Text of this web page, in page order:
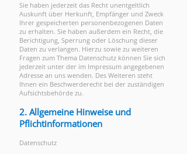
Sie haben jederzeit das Recht unentgeltlich
Auskunft über Herkunft, Empfänger und Zweck
Ihrer gespeicherten personenbezogenen Daten
zu erhalten. Sie haben außerdem ein Recht, die
Berichtigung, Sperrung oder Löschung dieser
Daten zu verlangen. Hierzu sowie zu weiteren
Fragen zum Thema Datenschutz können Sie sich
jederzeit unter der im Impressum angegebenen
Adresse an uns wenden. Des Weiteren steht
Ihnen ein Beschwerderecht bei der zuständigen
Aufsichtsbehörde zu.
2. Allgemeine Hinweise und
Pflichtinformationen
Datenschutz